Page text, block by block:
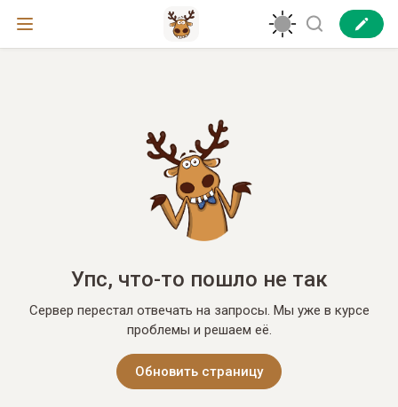
Упс, что-то пошло не так
Сервер перестал отвечать на запросы. Мы уже в курсе
проблемы и решаем её.
Обновить страницу